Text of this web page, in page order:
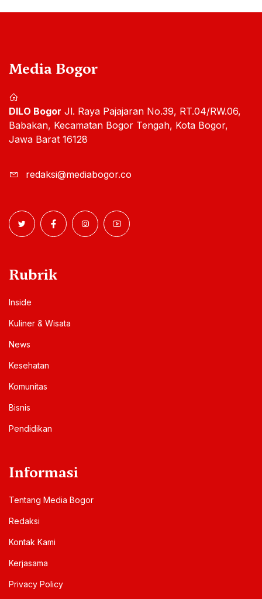
Media Bogor
DILO Bogor Jl. Raya Pajajaran No.39, RT.04/RW.06,
Babakan, Kecamatan Bogor Tengah, Kota Bogor,
Jawa Barat 16128
redaksi@mediabogor.co
Rubrik
Inside
Kuliner & Wisata
News
Kesehatan
Komunitas
Bisnis
Pendidikan
Informasi
Tentang Media Bogor
Redaksi
Kontak Kami
Kerjasama
Privacy Policy